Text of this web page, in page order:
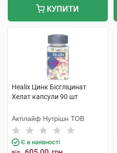
КУПИТИ
Healix Цинк Бісгліцинат
Хелат капсули 90 шт
Актілайф Нутрішн ТОВ
Є в наявності